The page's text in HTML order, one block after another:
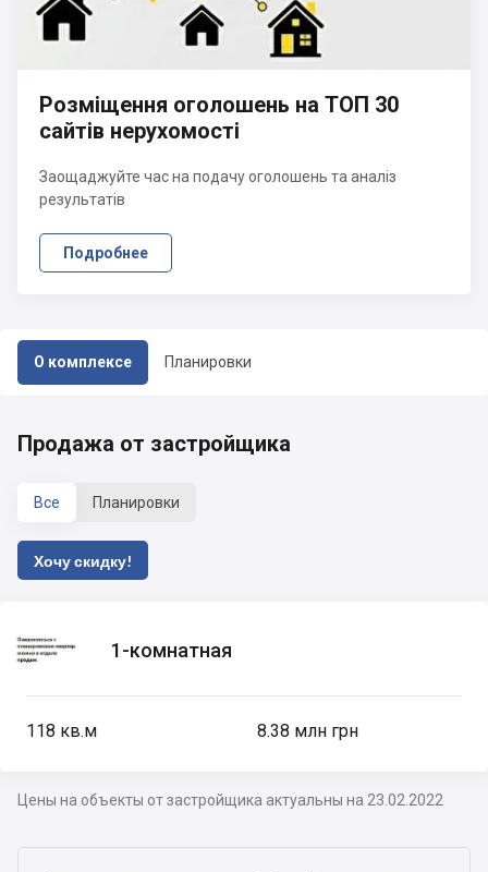
О комплексе Планировки
Розміщення оголошень на ТОП 30
сайтів нерухомості
Заощаджуйте час на подачу оголошень та аналіз
результатів
Подробнее
Продажа от застройщика
Все Планировки
Хочу скидку!
1-комнатная
118 кв.м 8.38 млн грн
Цены на объекты от застройщика актуальны на 23.02.2022